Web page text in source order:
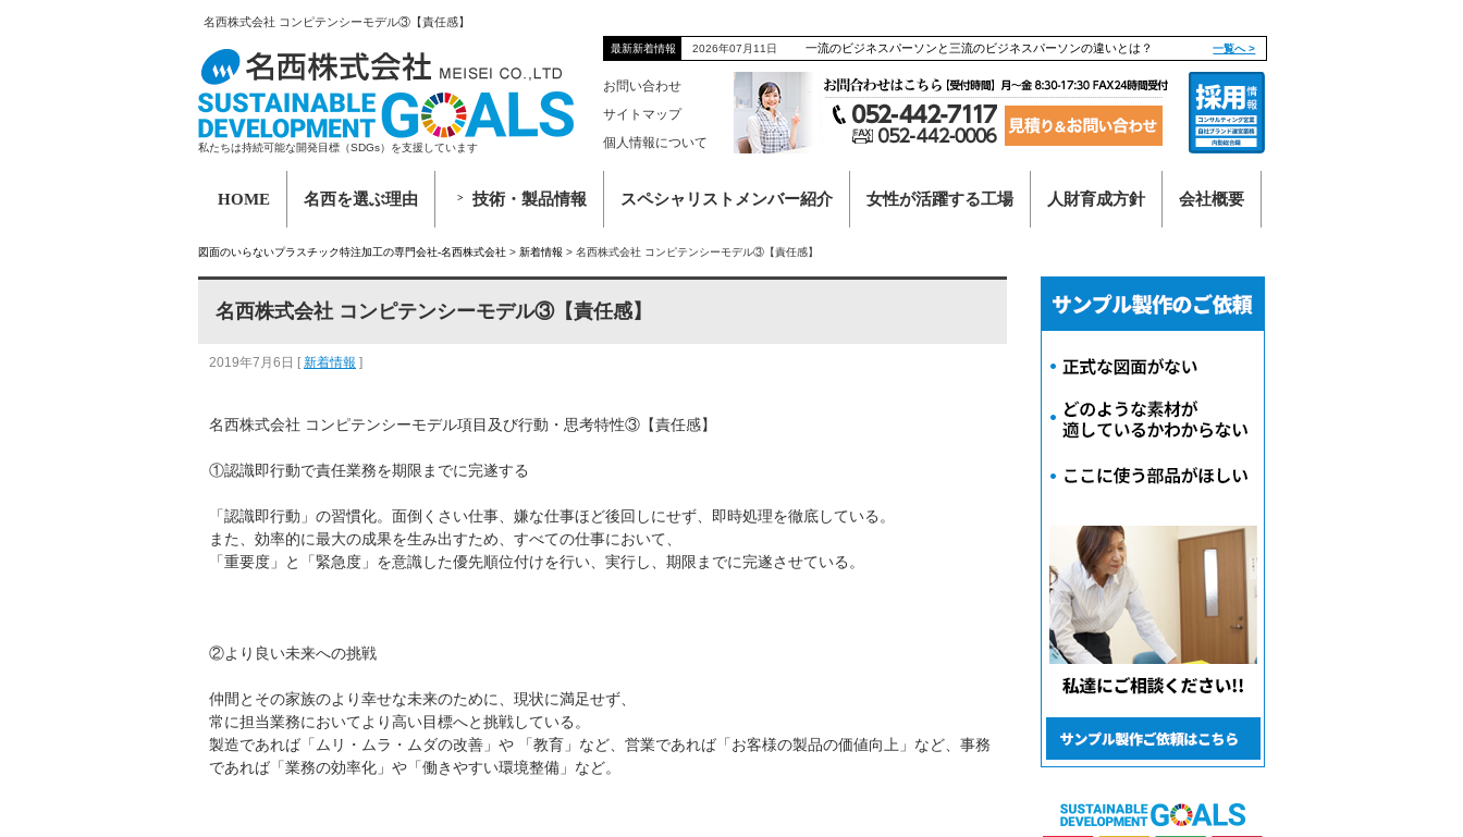
名西株式会社 コンピテンシーモデル③【責任感】
私たちは持続可能な開発目標（SDGs）を支援しています
最新新着情報 2026年07月11日 一流のビジネスパーソンと三流のビジネスパーソンの違いとは？ 一覧へ >
お問い合わせ
サイトマップ
個人情報について
HOME 名西を選ぶ理由 技術・製品情報 スペシャリストメンバー紹介 女性が活躍する工場 人財育成方針 会社概要
図面のいらないプラスチック特注加工の専門会社-名西株式会社 > 新着情報 > 名西株式会社 コンピテンシーモデル③【責任感】
名西株式会社 コンピテンシーモデル③【責任感】
2019年7月6日 [ 新着情報 ]
名西株式会社 コンピテンシーモデル項目及び行動・思考特性③【責任感】
①認識即行動で責任業務を期限までに完遂する
「認識即行動」の習慣化。面倒くさい仕事、嫌な仕事ほど後回しにせず、即時処理を徹底している。
また、効率的に最大の成果を生み出すため、すべての仕事において、
「重要度」と「緊急度」を意識した優先順位付けを行い、実行し、期限までに完遂させている。
②より良い未来への挑戦
仲間とその家族のより幸せな未来のために、現状に満足せず、
常に担当業務においてより高い目標へと挑戦している。
製造であれば「ムリ・ムラ・ムダの改善」や 「教育」など、営業であれば「お客様の製品の価値向上」など、事務
であれば「業務の効率化」や「働きやすい環境整備」など。